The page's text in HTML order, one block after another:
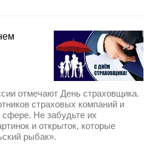
отмечают День страховщика.
страховых компаний и
сфере. Не забудьте их
и открыток, которые
рыбак».